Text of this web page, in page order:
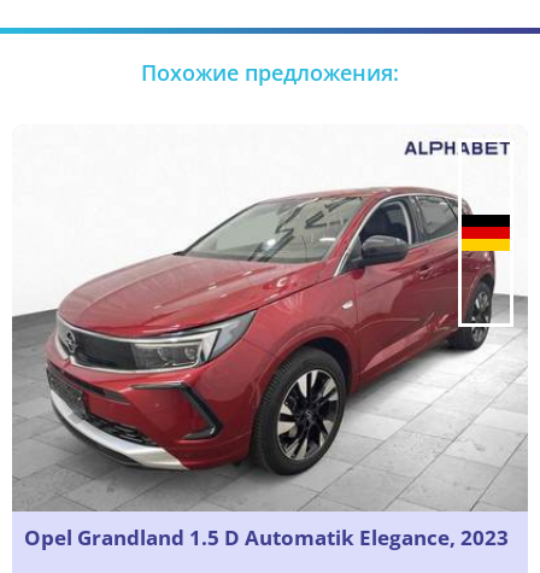
Похожие предложения:
Opel Grandland 1.5 D Automatik Elegance, 2023